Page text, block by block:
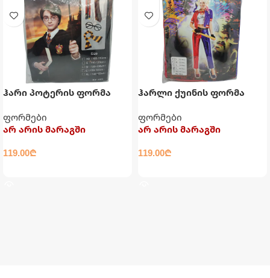
ჰარი პოტერის ფორმა
ფორმები
არ არის მარაგში
119.00₾
ჰარლი ქუინის ფორმა
ფორმები
არ არის მარაგში
119.00₾